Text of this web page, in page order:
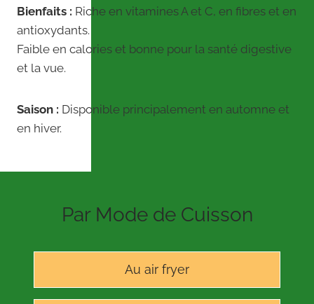
Bienfaits : Riche en vitamines A et C, en fibres et en
antioxydants.
Faible en calories et bonne pour la santé digestive
et la vue.
Saison : Disponible principalement en automne et
en hiver.
Par Mode de Cuisson
Au air fryer